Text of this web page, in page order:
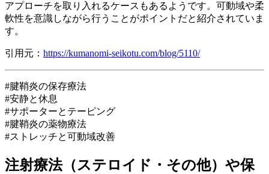
アプローチを取り入れるケースもあるようです。可動域や柔
軟性を意識しながら行うことがポイントだと紹介されていま
す。
引用元： https://kumanomi-seikotu.com/blog/5110/
#腱鞘炎の保存療法
#安静と休息
#サポーターとテーピング
#腱鞘炎の薬物療法
#ストレッチと可動域改善
注射療法（ステロイド・その他）や保